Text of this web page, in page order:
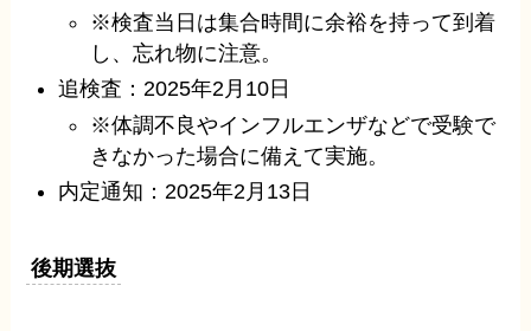
※検査当日は集合時間に余裕を持って到着
し、忘れ物に注意。
追検査：2025年2月10日
※体調不良やインフルエンザなどで受験で
きなかった場合に備えて実施。
内定通知：2025年2月13日
後期選抜